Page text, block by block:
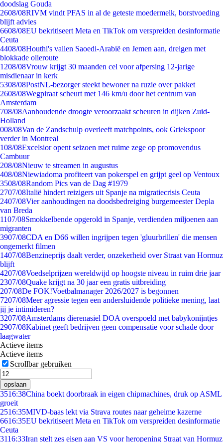
doodslag Gouda
2608/08RIVM vindt PFAS in al de geteste moedermelk, borstvoeding
blijft advies
6608/08EU bekritiseert Meta en TikTok om verspreiden desinformatie
Ceuta
4408/08Houthi's vallen Saoedi-Arabië en Jemen aan, dreigen met
blokkade olieroute
1208/08Vrouw krijgt 30 maanden cel voor afpersing 12-jarige
misdienaar in kerk
5308/08PostNL-bezorger steekt bewoner na ruzie over pakket
2608/08Wegpiraat scheurt met 146 km/u door het centrum van
Amsterdam
708/08Aanhoudende droogte veroorzaakt scheuren in dijken Zuid-
Holland
008/08Van de Zandschulp overleeft matchpoints, ook Griekspoor
verder in Montreal
108/08Excelsior opent seizoen met ruime zege op promovendus
Cambuur
208/08Nieuw te streamen in augustus
408/08Niewiadoma profiteert van pokerspel en grijpt geel op Ventoux
3508/08Random Pics van de Dag #1979
2707/08Italië hindert reizigers uit Spanje na migratiecrisis Ceuta
2407/08Vier aanhoudingen na doodsbedreiging burgemeester Depla
van Breda
1107/08Smokkelbende opgerold in Spanje, verdienden miljoenen aan
migranten
3907/08CDA en D66 willen ingrijpen tegen 'gluurbrillen' die mensen
ongemerkt filmen
1407/08Benzineprijs daalt verder, onzekerheid over Straat van Hormuz
blijft
4207/08Voedselprijzen wereldwijd op hoogste niveau in ruim drie jaar
2307/08Quake krijgt na 30 jaar een gratis uitbreiding
207/08De FOK!Voetbalmanager 2026/2027 is begonnen
7207/08Meer agressie tegen een andersluidende politieke mening, laat
jij je intimideren?
3207/08Amsterdams dierenasiel DOA overspoeld met babykonijntjes
2907/08Kabinet geeft bedrijven geen compensatie voor schade door
laagwater
Actieve items
Actieve items
Scrollbar gebruiken
opslaan
3516:38China boekt doorbraak in eigen chipmachines, druk op ASML
groeit
2516:35MIVD-baas lekt via Strava routes naar geheime kazerne
6616:35EU bekritiseert Meta en TikTok om verspreiden desinformatie
Ceuta
3116:33Iran stelt zes eisen aan VS voor heropening Straat van Hormuz